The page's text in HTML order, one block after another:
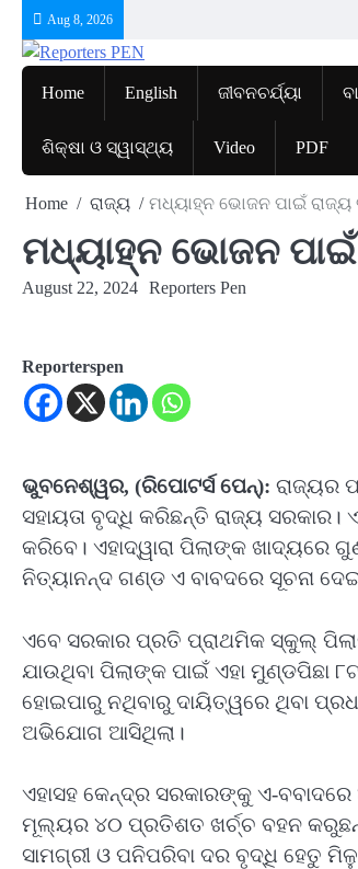
content
Aug 8, 2026
Home English ଜୀବନଚର୍ଯ୍ୟା
ଶିକ୍ଷା ଓ ସ୍ୱାସ୍ଥ୍ୟ Video PDF
Home ରାଜ୍ୟ ମଧ୍ୟାହ୍ନ ଭୋଜନ ପାଇଁ ରାଜ୍ୟ
ମଧ୍ୟାହ୍ନ ଭୋଜନ
August 22, 2024 Reporters Pen
Reporterspen
ଭୁବନେଶ୍ୱର, (ରିପୋଟର୍ସ ପେନ୍‌): ରାଜ୍ୟର
ସହାୟତା ବୃଦ୍ଧି କରିଛନ୍ତି ରାଜ୍ୟ
କରିବେ। ଏହାଦ୍ୱାରା ପିଲାଙ୍କ ଖାଦ୍ୟରେ
ନିତ୍ୟାନନ୍ଦ ଗଣ୍ଡ ଏ ବାବଦରେ ସୂଚନା
ଏବେ ସରକାର ପ୍ରତି ପ୍ରାଥମିକ ସ୍କୁଲ୍‍
ଯାଉଥିବା ପିଲାଙ୍କ ପାଇଁ ଏହା ମୁଣ୍ଡପିଛା
ହୋଇପାରୁ ନଥିବାରୁ ଦାୟିତ୍ୱରେ ଥିବା
ଅଭିଯୋଗ ଆସିଥିଲା।
ଏହାସହ କେନ୍ଦ୍ର ସରକାରଙ୍କୁ ଏ-
ମୂଲ୍ୟର ୪୦ ପ୍ରତିଶତ ଖର୍ଚ୍ଚ ବହନ
ସାମଗ୍ରୀ ଓ ପନିପରିବା ଦର ବୃଦ୍ଧି ହେତୁ